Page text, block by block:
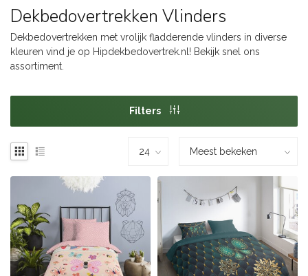
Dekbedovertrekken Vlinders
Dekbedovertrekken met vrolijk fladderende vlinders in diverse
kleuren vind je op Hipdekbedovertrek.nl! Bekijk snel ons
assortiment.
Filters